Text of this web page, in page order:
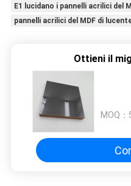
E1 lucidano i pannelli acrilici del
pannelli acrilici del MDF di
Ottieni il
MOQ：